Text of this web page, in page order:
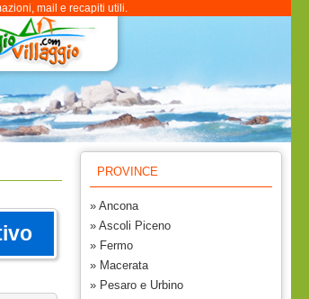
mail e recapiti utili.
PROVINCE
» Ancona
» Ascoli Piceno
» Fermo
» Macerata
» Pesaro e Urbino